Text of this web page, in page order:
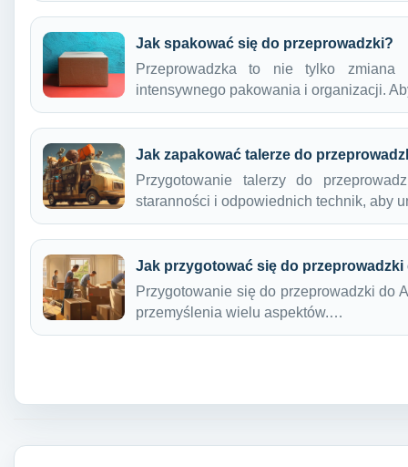
Jak spakować się do przeprowadzki?
Przeprowadzka to nie tylko zmiana
intensywnego pakowania i organizacji.
Jak zapakować talerze do
Przygotowanie talerzy do
staranności i odpowiednich technik, aby
Jak przygotować się do
Przygotowanie się do przeprowadzki do
przemyślenia wielu aspektów.…
Nawigacja wpisu